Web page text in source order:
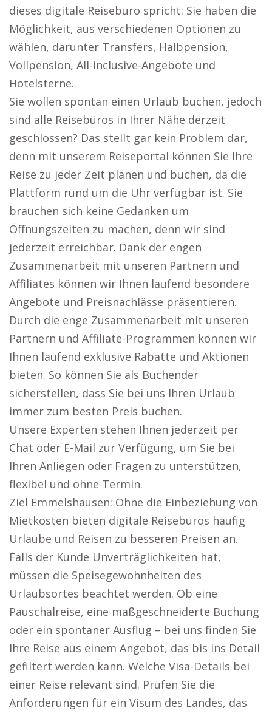
dieses digitale Reisebüro spricht: Sie haben die
Möglichkeit, aus verschiedenen Optionen zu
wählen, darunter Transfers, Halbpension,
Vollpension, All-inclusive-Angebote und
Hotelsterne.
Sie wollen spontan einen Urlaub buchen, jedoch
sind alle Reisebüros in Ihrer Nähe derzeit
geschlossen? Das stellt gar kein Problem dar,
denn mit unserem Reiseportal können Sie Ihre
Reise zu jeder Zeit planen und buchen, da die
Plattform rund um die Uhr verfügbar ist. Sie
brauchen sich keine Gedanken um
Öffnungszeiten zu machen, denn wir sind
jederzeit erreichbar. Dank der engen
Zusammenarbeit mit unseren Partnern und
Affiliates können wir Ihnen laufend besondere
Angebote und Preisnachlässe präsentieren.
Durch die enge Zusammenarbeit mit unseren
Partnern und Affiliate-Programmen können wir
Ihnen laufend exklusive Rabatte und Aktionen
bieten. So können Sie als Buchender
sicherstellen, dass Sie bei uns Ihren Urlaub
immer zum besten Preis buchen.
Unsere Experten stehen Ihnen jederzeit per
Chat oder E-Mail zur Verfügung, um Sie bei
Ihren Anliegen oder Fragen zu unterstützen,
flexibel und ohne Termin.
Ziel Emmelshausen: Ohne die Einbeziehung von
Mietkosten bieten digitale Reisebüros häufig
Urlaube und Reisen zu besseren Preisen an.
Falls der Kunde Unverträglichkeiten hat,
müssen die Speisegewohnheiten des
Urlaubsortes beachtet werden. Ob eine
Pauschalreise, eine maßgeschneiderte Buchung
oder ein spontaner Ausflug – bei uns finden Sie
Ihre Reise aus einem Angebot, das bis ins Detail
gefiltert werden kann. Welche Visa-Details bei
einer Reise relevant sind. Prüfen Sie die
Anforderungen für ein Visum des Landes, das